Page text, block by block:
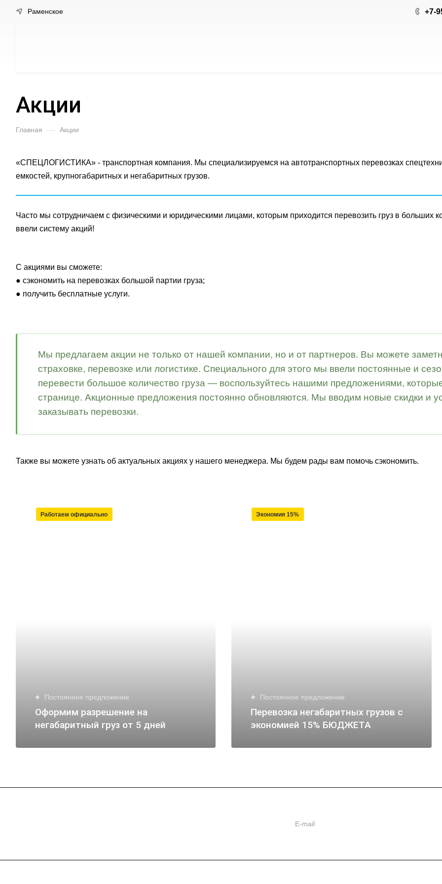
Раменское +7-
Акции
Главная — Акции
«СПЕЦЛОГИСТИКА» - транспортная компания. Мы специализируемся на автотранспортных перевозках
емкостей, крупногабаритных и негабаритных грузов.
Часто мы сотрудничаем с физическими и юридическими лицами, которым приходится перевозить груз в больших
ввели систему акций!
С акциями вы сможете:
● сэкономить на перевозках большой партии груза;
● получить бесплатные услуги.
Мы предлагаем акции не только от нашей компании, но и от партнеров. Вы можете
страховке, перевозке или логистике. Специального для этого мы ввели постоянные и
перевести большое количество груза — воспользуйтесь нашими предложениями,
странице. Акционные предложения постоянно обновляются. Мы вводим новые скидки и
заказывать перевозки.
Также вы можете узнать об актуальных акциях у нашего менеджера. Мы будем рады вам помочь сэкономить.
Постоянное предложение
Оформим разрешение на
негабаритный груз от 5 дней
Работаем официально
Постоянное предложение
Перевозка негабаритных грузов с
экономией 15% БЮДЖЕТА
Экономия 15%